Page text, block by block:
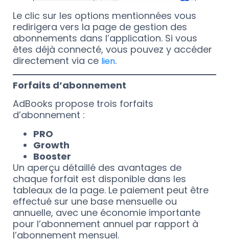
Le clic sur les options mentionnées vous
redirigera vers la page de gestion des
abonnements dans l’application. Si vous
êtes déjà connecté, vous pouvez y accéder
directement via ce lien.
Forfaits d’abonnement
AdBooks propose trois forfaits
d’abonnement :
PRO
Growth
Booster
Un aperçu détaillé des avantages de
chaque forfait est disponible dans les
tableaux de la page. Le paiement peut être
effectué sur une base mensuelle ou
annuelle, avec une économie importante
pour l’abonnement annuel par rapport à
l’abonnement mensuel.